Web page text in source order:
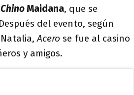
ChinoMaidana, que se
del evento, según
Acero se fue al casino
y amigos.